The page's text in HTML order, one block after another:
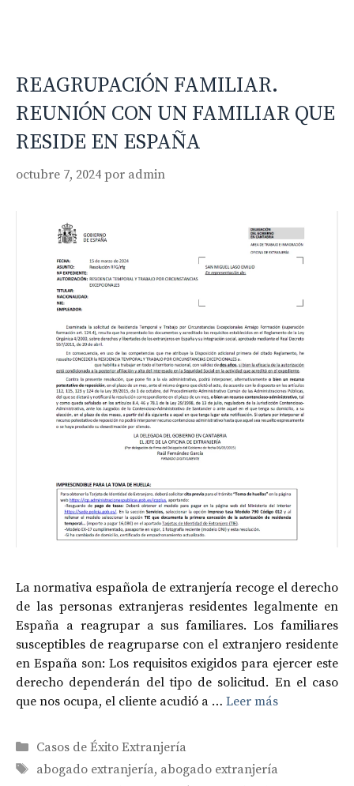
REAGRUPACIÓN FAMILIAR.
REUNIÓN CON UN FAMILIAR QUE
RESIDE EN ESPAÑA
octubre 7, 2024 por admin
La normativa española de extranjería recoge el derecho
de las personas extranjeras residentes legalmente en
España a reagrupar a sus familiares. Los familiares
susceptibles de reagruparse con el extranjero residente
en España son: Los requisitos exigidos para ejercer este
derecho dependerán del tipo de solicitud. En el caso
que nos ocupa, el cliente acudió a … Leer más
Categorías
Casos de Éxito Extranjería
Etiquetas
abogado extranjería, abogado extranjería